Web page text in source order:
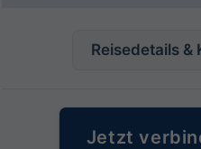
Reisedetails &
Jetzt